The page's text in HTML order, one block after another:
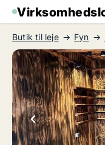
Butik til leje Fyn